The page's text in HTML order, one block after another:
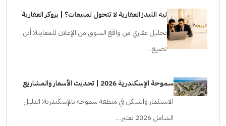
ليه الليدز العقارية لا تتحول لمبيعات؟ | بروكر العقارية
تحليل عقاري من واقع السوق من الإعلان للمعاينة: أين
تضيع…
سموحة الإسكندرية 2026 | تحديث الأسعار والمشاريع
الاستثمار والسكن في منطقة سموحة بالإسكندرية: الدليل
الشامل 2026 تعتبر…